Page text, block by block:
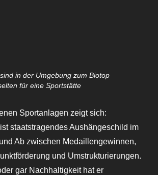
in der Umgebung zum Biotop
für eine Sportstätte
Sportanlagen zeigt sich:
staatstragendes Aushängeschild im
Ab zwischen Medaillengewinnen,
und Umstrukturierungen.
gar Nachhaltigkeit hat er